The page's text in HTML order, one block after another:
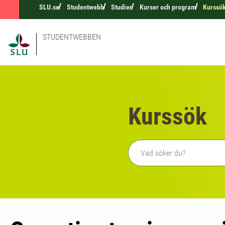
SLU.se Studentwebb Studier Kurser och program
STUDENTWEBBEN
Kurssök
Fritext sökning